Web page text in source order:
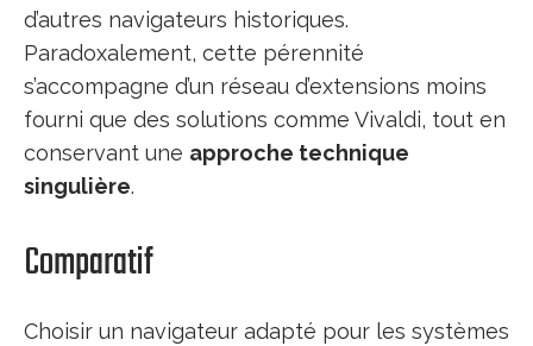
d’autres navigateurs historiques.
Paradoxalement, cette pérennité
s’accompagne d’un réseau d’extensions moins
fourni que des solutions comme Vivaldi, tout en
conservant une approche technique
singulière.
Comparatif
Choisir un navigateur adapté pour les systèmes